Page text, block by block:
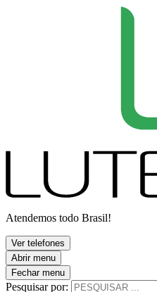
Atendemos todo Brasil!
Ver telefones
Abrir menu
Fechar menu
Pesquisar por: